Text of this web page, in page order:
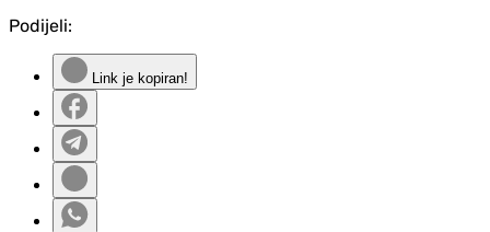
Podijeli:
Link je kopiran!